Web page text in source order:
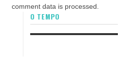
comment data is processed.
O TEMPO